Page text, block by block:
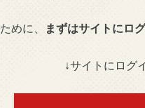
めに、 まずはサイトにロ
↓サイトにログ